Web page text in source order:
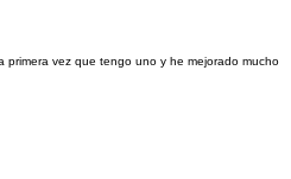
primera vez que tengo uno y he mejorado mucho